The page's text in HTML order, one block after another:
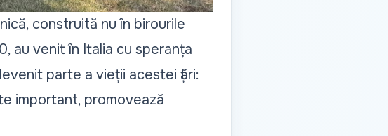
construită nu în birourile
au venit în Italia cu speranța
parte a vieții acestei țări:
important, promovează